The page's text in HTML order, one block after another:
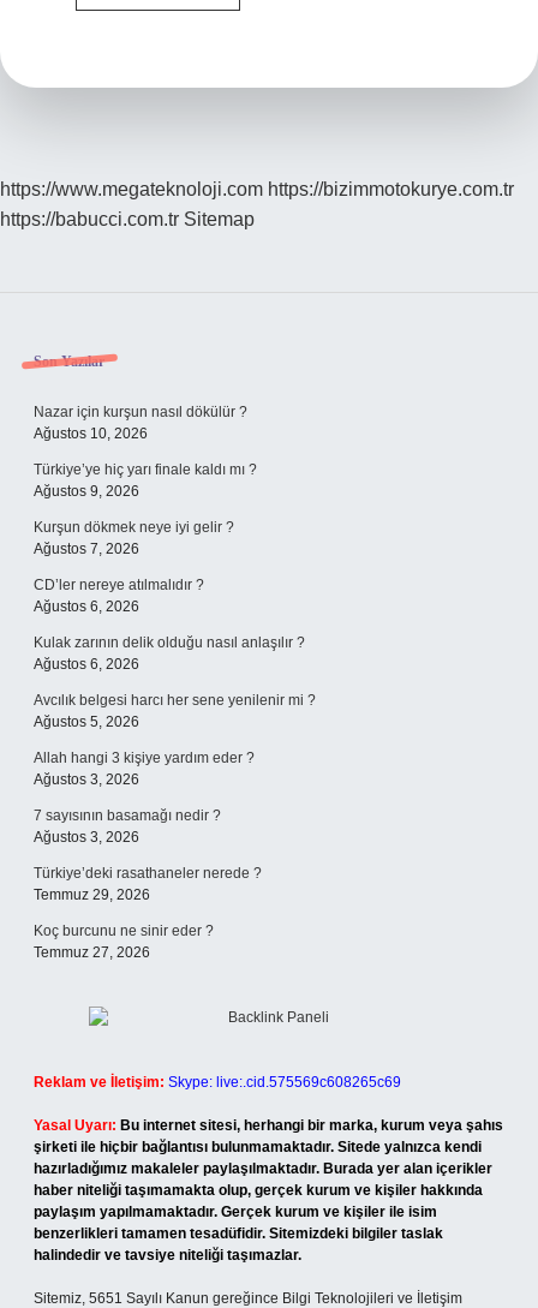
Makinesinde
https://www.megateknoloji.com https://bizimmotokurye.com.tr
https://babucci.com.tr Sitemap
Sidebar
Son Yazılar
Nazar için kurşun nasıl dökülür ?
Ağustos 10, 2026
Türkiye’ye hiç yarı finale kaldı mı ?
Ağustos 9, 2026
Kurşun dökmek neye iyi gelir ?
Ağustos 7, 2026
CD’ler nereye atılmalıdır ?
Ağustos 6, 2026
Kulak zarının delik olduğu nasıl anlaşılır ?
Ağustos 6, 2026
Avcılık belgesi harcı her sene yenilenir mi ?
Ağustos 5, 2026
Allah hangi 3 kişiye yardım eder ?
Ağustos 3, 2026
7 sayısının basamağı nedir ?
Ağustos 3, 2026
Türkiye’deki rasathaneler nerede ?
Temmuz 29, 2026
Koç burcunu ne sinir eder ?
Temmuz 27, 2026
Reklam ve İletişim: Skype: live:.cid.575569c608265c69
Yasal Uyarı: Bu internet sitesi, herhangi bir marka, kurum veya şahıs
şirketi ile hiçbir bağlantısı bulunmamaktadır. Sitede yalnızca kendi
hazırladığımız makaleler paylaşılmaktadır. Burada yer alan içerikler
haber niteliği taşımamakta olup, gerçek kurum ve kişiler hakkında
paylaşım yapılmamaktadır. Gerçek kurum ve kişiler ile isim
benzerlikleri tamamen tesadüfidir. Sitemizdeki bilgiler taslak
halindedir ve tavsiye niteliği taşımazlar.
Sitemiz, 5651 Sayılı Kanun gereğince Bilgi Teknolojileri ve İletişim